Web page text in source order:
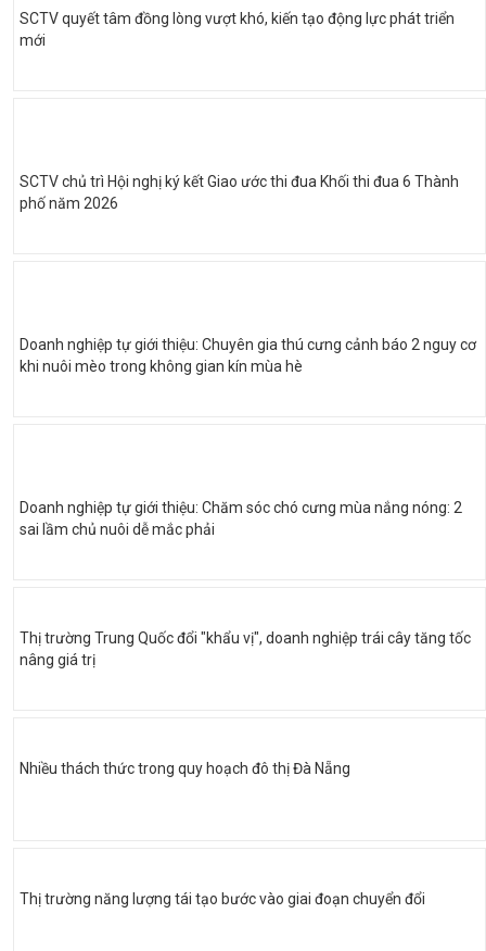
SCTV quyết tâm đồng lòng vượt khó, kiến tạo động lực phát triển
mới
SCTV chủ trì Hội nghị ký kết Giao ước thi đua Khối thi đua 6 Thành
phố năm 2026
Doanh nghiệp tự giới thiệu: Chuyên gia thú cưng cảnh báo 2 nguy cơ
khi nuôi mèo trong không gian kín mùa hè
Doanh nghiệp tự giới thiệu: Chăm sóc chó cưng mùa nắng nóng: 2
sai lầm chủ nuôi dễ mắc phải
Thị trường Trung Quốc đổi "khẩu vị", doanh nghiệp trái cây tăng tốc
nâng giá trị
Nhiều thách thức trong quy hoạch đô thị Đà Nẵng
Thị trường năng lượng tái tạo bước vào giai đoạn chuyển đổi